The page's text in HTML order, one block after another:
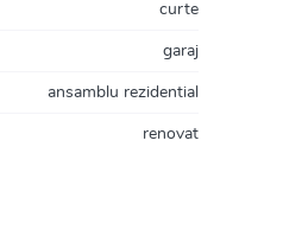
curte
garaj
ansamblu rezidential
renovat